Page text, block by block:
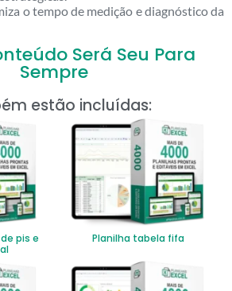
o tempo de medição e diagnóstico da
Será Seu Para
Sempre
estão incluídas:
pis e
Planilha tabela fifa